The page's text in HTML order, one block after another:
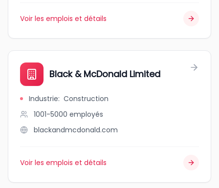
Voir les emplois et détails
Black & McDonald Limited
Industrie: Construction
1001-5000 employés
blackandmcdonald.com
Voir les emplois et détails